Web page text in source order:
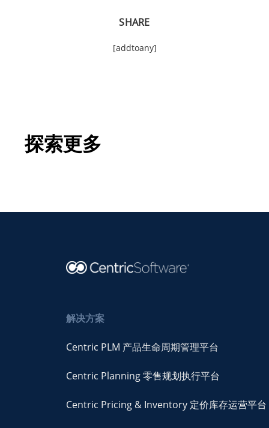
SHARE
[addtoany]
探索更多
解决方案
Centric PLM 产品生命周期管理平台
Centric Planning 零售规划执行平台
Centric Pricing & Inventory 定价库存运营平台